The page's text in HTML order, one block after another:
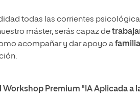
todas las corrientes
máster, serás capaz de
acompañar y dar apoyo a
Workshop Premium "IA Aplicada a